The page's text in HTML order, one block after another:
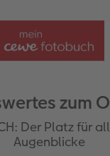
zum
Der Platz für
Augenblicke